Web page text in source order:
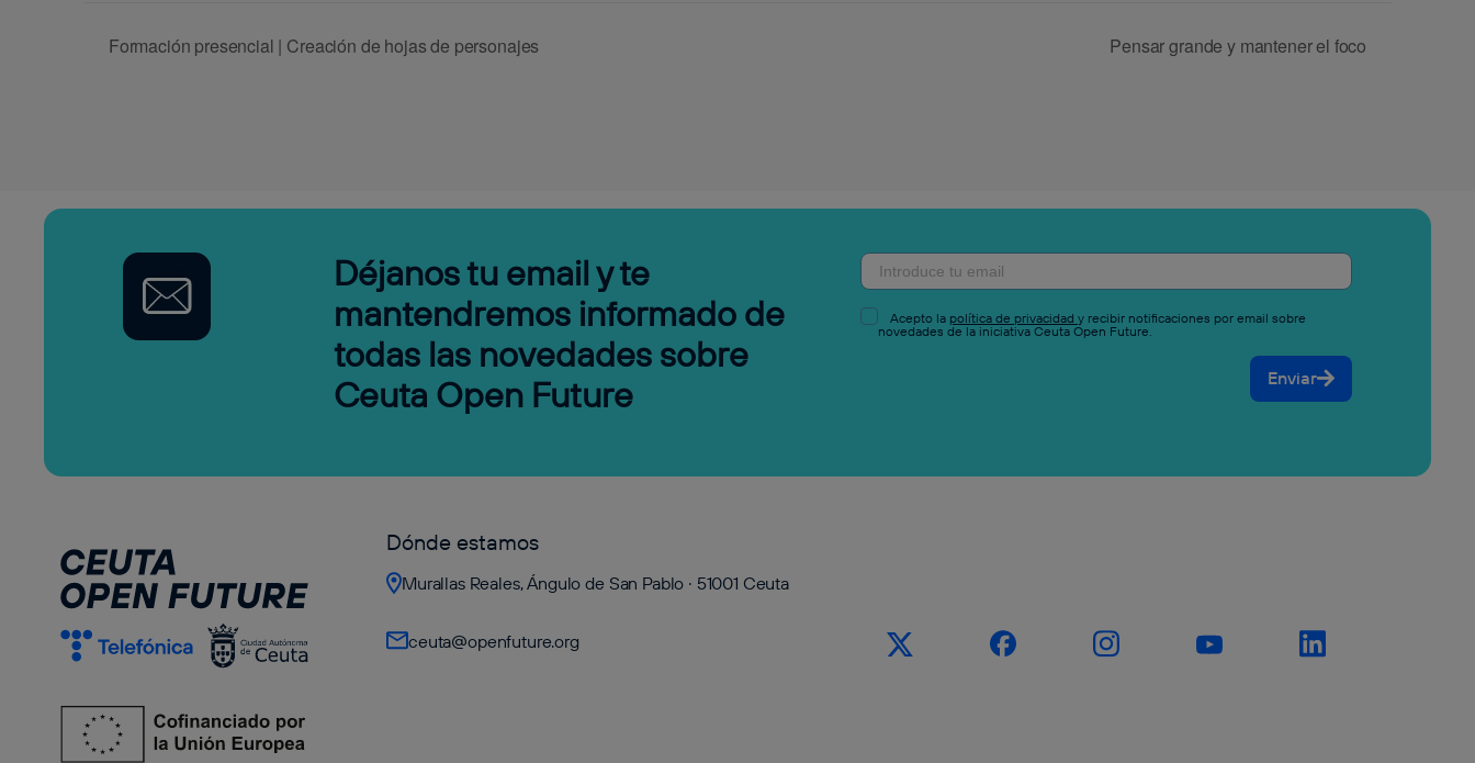
Formación presencial | Creación de hojas de personajes Pensar grande y mantener el foco
Déjanos tu email y te
mantendremos informado de
todas las novedades sobre
Ceuta Open Future
Acepto la política de privacidad y recibir notificaciones por email sobre
novedades de la iniciativa Ceuta Open Future.
Enviar
Dónde estamos
Murallas Reales, Ángulo de San Pablo · 51001 Ceuta
ceuta@openfuture.org